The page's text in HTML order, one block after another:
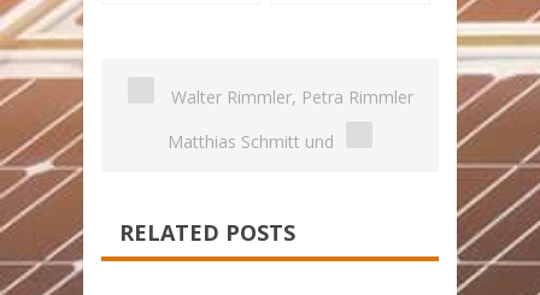
Walter Rimmler, Petra Rimmler
Matthias Schmitt und
RELATED POSTS